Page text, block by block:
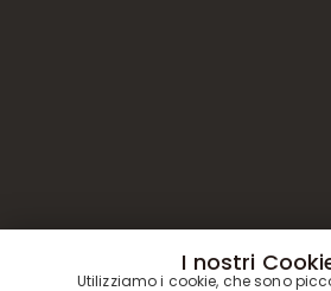
I nostri
Utilizziamo i cookie, che sono